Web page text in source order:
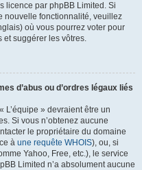
licence par phpBB Limited. Si
nouvelle fonctionnalité, veuillez
où vous pourrez voter pour
et suggérer les vôtres.
d’abus ou d’ordres légaux liés
L’équipe » devraient être un
Si vous n’obtenez aucune
le propriétaire du domaine
à une requête WHOIS), ou, si
Yahoo, Free, etc.), le service
Limited n’a absolument aucune